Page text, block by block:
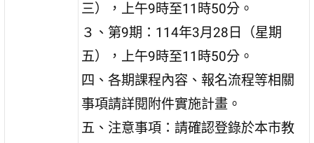
三），上午9時至11時50分。
３、第9期：114年3月28日（星期
五），上午9時至11時50分。
四、各期課程內容、報名流程等相關
事項請詳閱附件實施計畫。
五、注意事項：請確認登錄於本市教